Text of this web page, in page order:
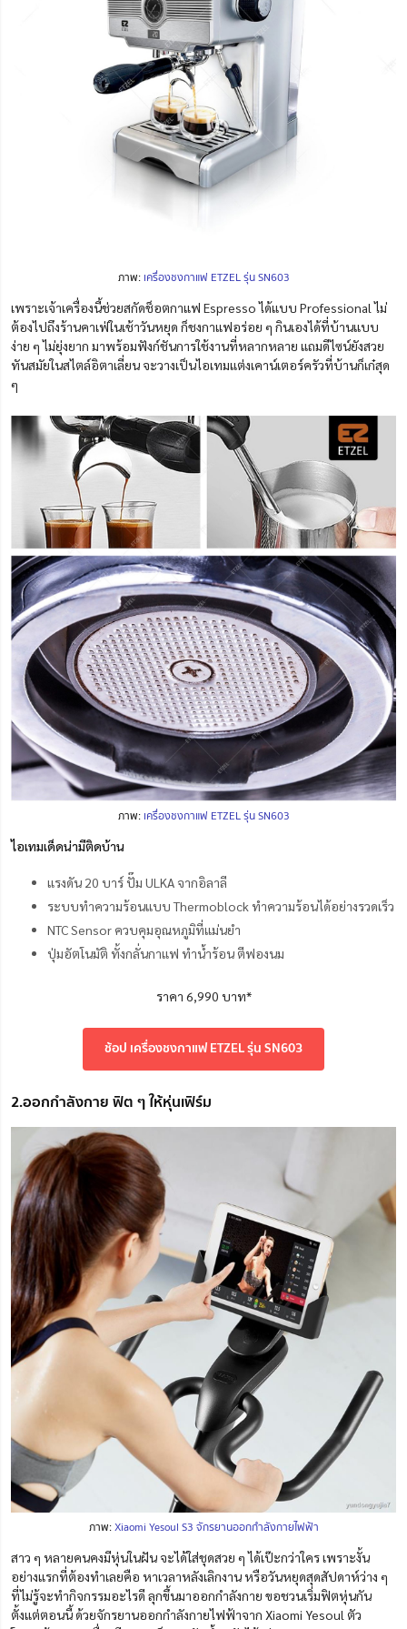
ภาพ: เครื่องชงกาแฟ ETZEL รุ่น SN603
เพราะเจ้าเครื่องนี้ช่วยสกัดช็อตกาแฟ Espresso ได้แบบ Professional ไม่
ต้องไปถึงร้านคาเฟ่ในเช้าวันหยุด ก็ชงกาแฟอร่อย ๆ กินเองได้ที่บ้านแบบ
ง่าย ๆ ไม่ยุ่งยาก มาพร้อมฟังก์ชันการใช้งานที่หลากหลาย แถมดีไซน์ยังสวย
ทันสมัยในสไตล์อิตาเลี่ยน จะวางเป็นไอเทมแต่งเคาน์เตอร์ครัวที่บ้านก็เก๋สุด
ๆ
ภาพ: เครื่องชงกาแฟ ETZEL รุ่น SN603
ไอเทมเด็ดน่ามีติดบ้าน
แรงดัน 20 บาร์ ปั๊ม ULKA จากอิลาลี
ระบบทำความร้อนแบบ Thermoblock ทำความร้อนได้อย่างรวดเร็ว
NTC Sensor ควบคุมอุณหภูมิที่แม่นยำ
ปุ่มอัตโนมัติ ทั้งกลั่นกาแฟ ทำน้ำร้อน ตีฟองนม
ราคา 6,990 บาท*
ช้อป เครื่องชงกาแฟ ETZEL รุ่น SN603
2.ออกกำลังกาย ฟิต ๆ ให้หุ่นเฟิร์ม
ภาพ:Xiaomi Yesoul S3 จักรยานออกกำลังกายไฟฟ้า
สาว ๆ หลายคนคงมีหุ่นในฝัน จะได้ใส่ชุดสวย ๆ ได้เป๊ะกว่าใคร เพราะงั้น
อย่างแรกที่ต้องทำเลยคือ หาเวลาหลังเลิกงาน หรือวันหยุดสุดสัปดาห์ว่าง ๆ
ที่ไม่รู้จะทำกิจกรรมอะไรดี ลุกขึ้นมาออกกำลังกาย ขอชวนเริ่มฟิตหุ่นกัน
ตั้งแต่ตอนนี้ ด้วยจักรยานออกกำลังกายไฟฟ้าจาก Xiaomi Yesoul ตัว